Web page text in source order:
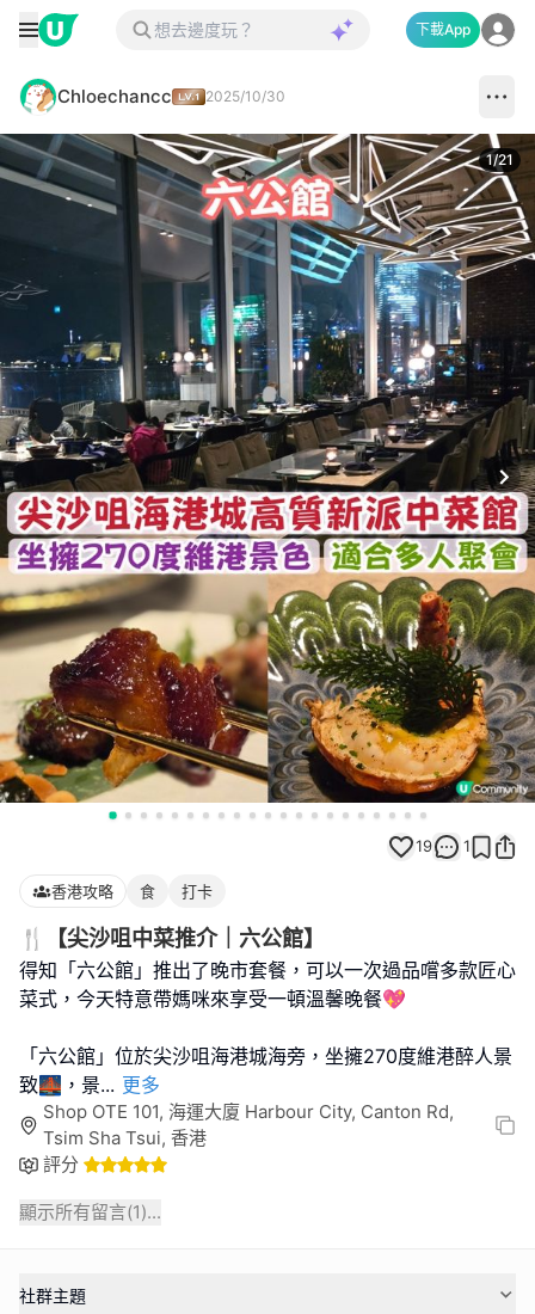
下載App
Chloechancc 2025/10/30
1/21
19 1
香港攻略 食 打卡
🍴【尖沙咀中菜推介｜六公館】
得知「六公館」推出了晚市套餐，可以一次過品嚐多款匠心
菜式，今天特意帶媽咪來享受一頓溫馨晚餐💖
「六公館」位於尖沙咀海港城海旁，坐擁270度維港醉人景
致🌉，景... 更多
Shop OTE 101, 海運大廈 Harbour City, Canton Rd,
Tsim Sha Tsui, 香港
評分
顯示所有留言(1)...
社群主題